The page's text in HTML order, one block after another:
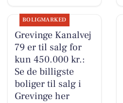
BOLIGMARKED
Grevinge Kanalvej
79 er til salg for
kun 450.000 kr.:
Se de billigste
boliger til salg i
Grevinge her